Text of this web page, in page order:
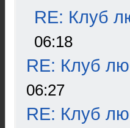
RE: Клуб
06:18
RE: Клуб
06:27
RE: Клуб